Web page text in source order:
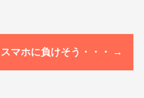
スマホに負けそう・・・ →